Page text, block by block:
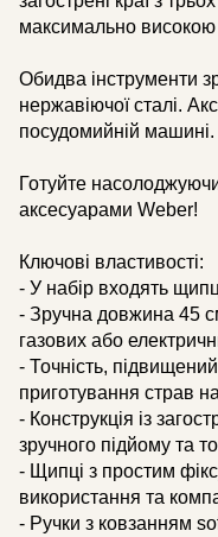
максимально високою
Обидва інструменти
нержавіючої сталі.
посудомийній машині.
Готуйте
аксесуарами Weber!
Ключові властивості:
- У набір входять
- Зручна довжина 45
газових або
- Точність,
приготування страв
- Конструкція із
зручного підйому та
- Щипці з простим
використання та
- Ручки з ковзанням